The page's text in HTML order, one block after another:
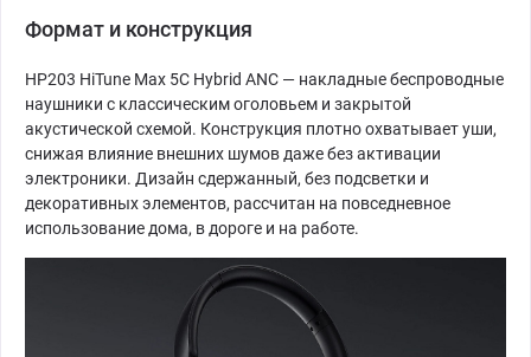
Формат и конструкция
HP203 HiTune Max 5C Hybrid ANC — накладные беспроводные
наушники с классическим оголовьем и закрытой
акустической схемой. Конструкция плотно охватывает уши,
снижая влияние внешних шумов даже без активации
электроники. Дизайн сдержанный, без подсветки и
декоративных элементов, рассчитан на повседневное
использование дома, в дороге и на работе.